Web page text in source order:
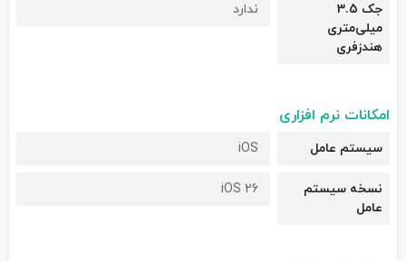
جک 3.5
میلی‌متری
هندزفری
ندارد
امکانات نرم افزاری
سیستم عامل iOS
نسخه سیستم
عامل
iOS 26